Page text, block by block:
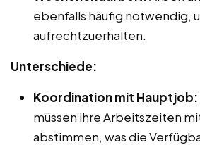
ebenfalls häufig notwendig,
aufrechtzuerhalten.
Unterschiede:
Koordination mit Hauptjob:
müssen ihre Arbeitszeiten
abstimmen, was die